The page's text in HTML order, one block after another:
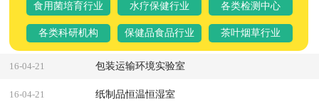
食用菌培育行业 水疗保健行业 各类检测中心
各类科研机构 保健品食品行业 茶叶烟草行业
16-04-21 包装运输环境实验室
16-04-21 纸制品恒温恒湿室